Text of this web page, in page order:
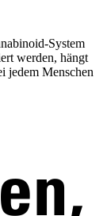
System
werden, hängt
jedem Menschen